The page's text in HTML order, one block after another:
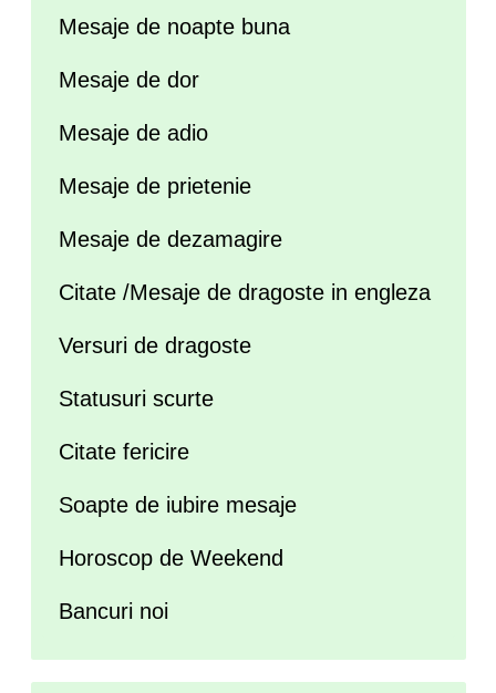
Mesaje de noapte buna
Mesaje de dor
Mesaje de adio
Mesaje de prietenie
Mesaje de dezamagire
Citate /Mesaje de dragoste in engleza
Versuri de dragoste
Statusuri scurte
Citate fericire
Soapte de iubire mesaje
Horoscop de Weekend
Bancuri noi